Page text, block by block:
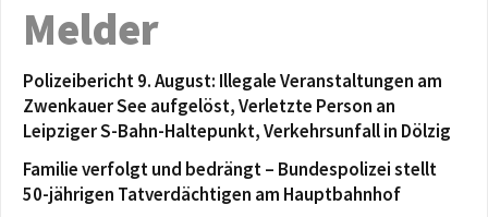
Melder
Polizeibericht 9. August: Illegale Veranstaltungen am
Zwenkauer See aufgelöst, Verletzte Person an
Leipziger S-Bahn-Haltepunkt, Verkehrsunfall in Dölzig
Familie verfolgt und bedrängt – Bundespolizei stellt
50-jährigen Tatverdächtigen am Hauptbahnhof